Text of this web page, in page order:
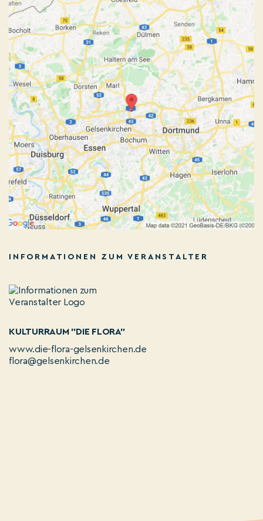
INFORMATIONEN ZUM VERANSTALTER
KULTURRAUM "DIE FLORA"
www.die-flora-gelsenkirchen.de
flora@gelsenkirchen.de